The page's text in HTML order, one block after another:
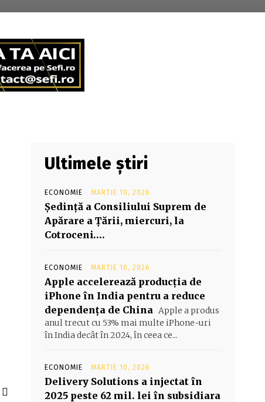
Ultimele știri
ECONOMIE MARTIE 10, 2026
Şedinţă a Consiliului Suprem de
Apărare a Ţării, miercuri, la
Cotroceni….
ECONOMIE MARTIE 10, 2026
Apple accelerează producția de
iPhone în India pentru a reduce
dependența de China Apple a produs
anul trecut cu 53% mai multe iPhone-uri
în India decât în 2024, în ceea ce...
ECONOMIE MARTIE 10, 2026
Delivery Solutions a injectat în
2025 peste 62 mil. lei în subsidiara